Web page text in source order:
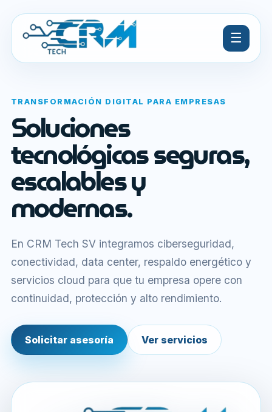
☰
TRANSFORMACIÓN DIGITAL PARA EMPRESAS
Soluciones
tecnológicas seguras,
escalables y
modernas.
En CRM Tech SV integramos ciberseguridad,
conectividad, data center, respaldo energético y
servicios cloud para que tu empresa opere con
continuidad, protección y alto rendimiento.
Solicitar asesoría Ver servicios